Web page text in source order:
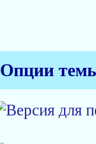
Опции